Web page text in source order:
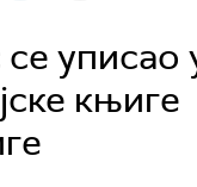
уписао
књиге